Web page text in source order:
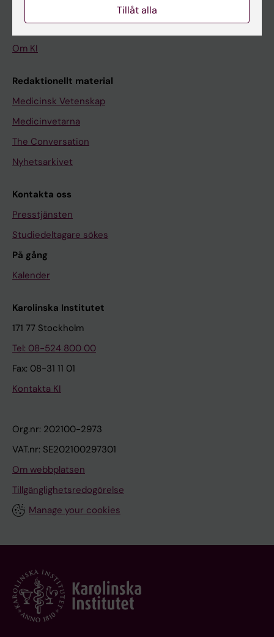
Om KI
Redaktionellt material
Medicinsk Vetenskap
Medicinvetarna
The Conversation
Nyhetsarkivet
Kontakta oss
Presstjänsten
Studiedeltagare sökes
På gång
Kalender
Karolinska Institutet
171 77 Stockholm
Tel: 08-524 800 00
Fax: 08-31 11 01
Kontakta KI
Org.nr: 202100-2973
VAT.nr: SE202100297301
Om webbplatsen
Tillgänglighetsredogörelse
Manage your cookies
Tillåt alla